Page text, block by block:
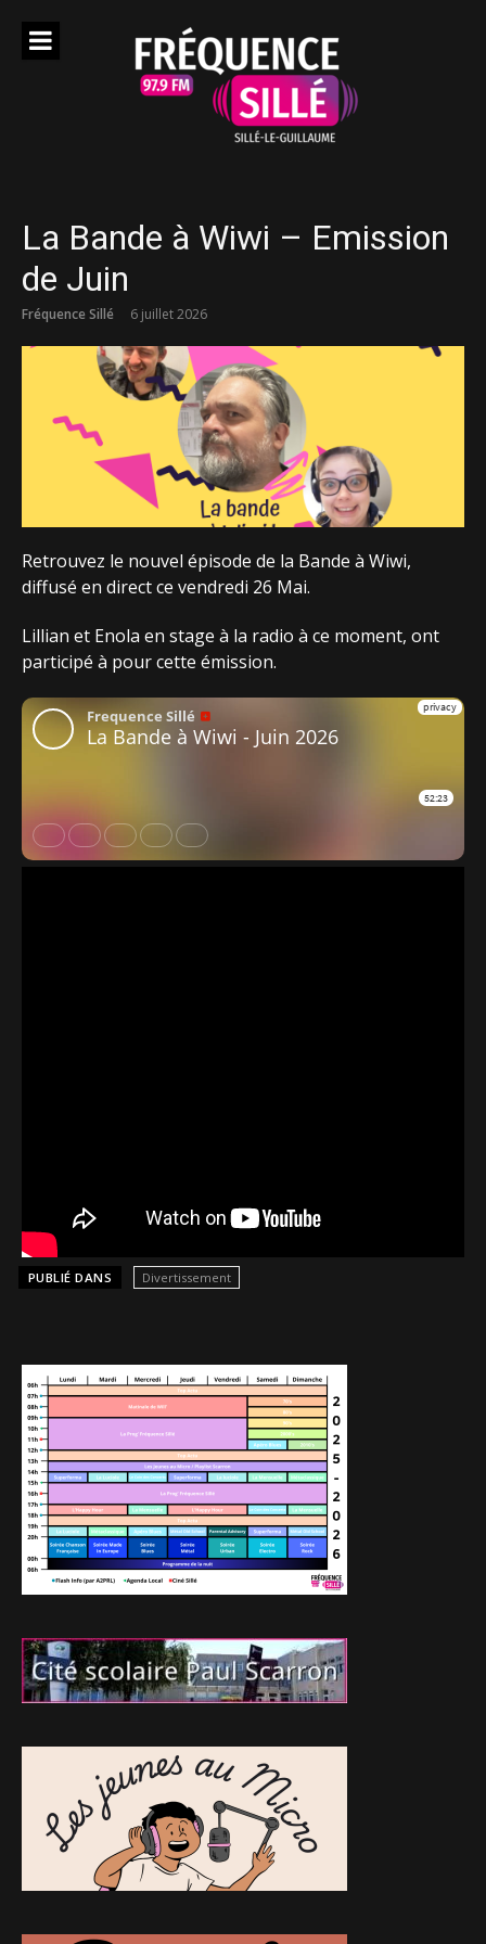
La Bande à Wiwi – Emission
de Juin
Fréquence Sillé 6 juillet 2026
Retrouvez le nouvel épisode de la Bande à Wiwi,
diffusé en direct ce vendredi 26 Mai.
Lillian et Enola en stage à la radio à ce moment, ont
participé à pour cette émission.
PUBLIÉ DANS Divertissement